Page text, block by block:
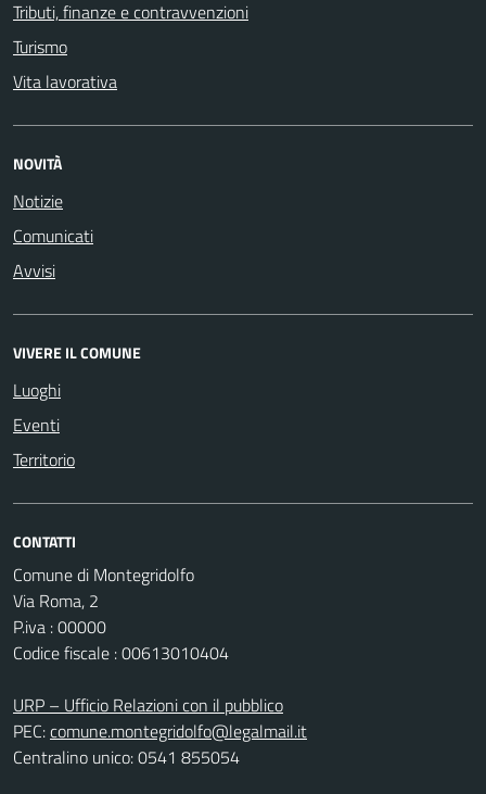
Tributi, finanze e contravvenzioni
Turismo
Vita lavorativa
NOVITÀ
Notizie
Comunicati
Avvisi
VIVERE IL COMUNE
Luoghi
Eventi
Territorio
CONTATTI
Comune di Montegridolfo
Via Roma, 2
P.iva : 00000
Codice fiscale : 00613010404
URP – Ufficio Relazioni con il pubblico
PEC:comune.montegridolfo@legalmail.it
Centralino unico: 0541 855054